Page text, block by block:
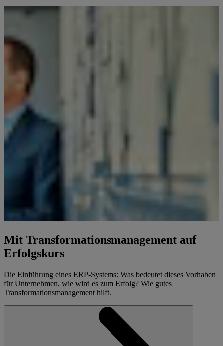
Mit Trans­formations­management auf
Erfolgskurs
Die Einführung eines ERP-Systems: Was bedeutet dieses Vorhaben
für Unternehmen, wie wird es zum Erfolg? Wie gutes
Transformationsmanagement hilft.